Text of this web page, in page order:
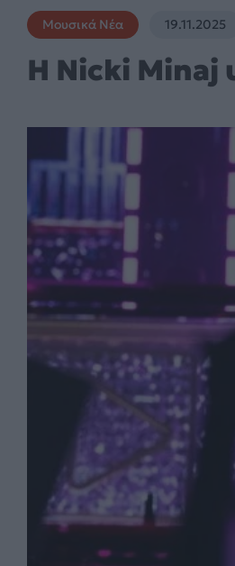
Μουσικά Νέα 19.11.2025
Η Nicki Minaj